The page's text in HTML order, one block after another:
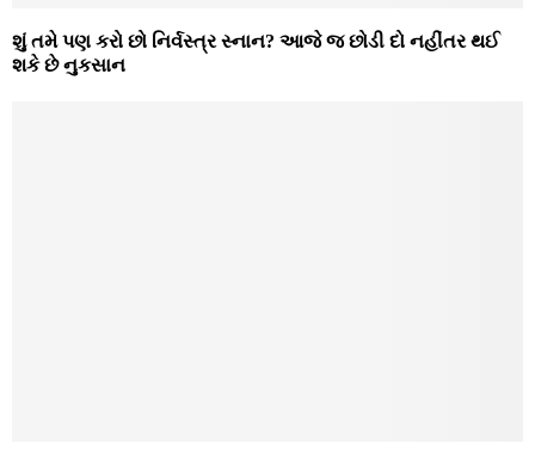
શું તમે પણ કરો છો નિર્વસ્ત્ર સ્નાન? આજે જ છોડી દો નહીંતર થઈ
શકે છે નુકસાન